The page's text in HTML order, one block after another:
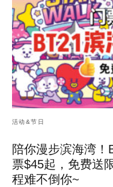
活动&节日
陪你漫步滨海湾！
票$45起，免费送
程难不倒你~